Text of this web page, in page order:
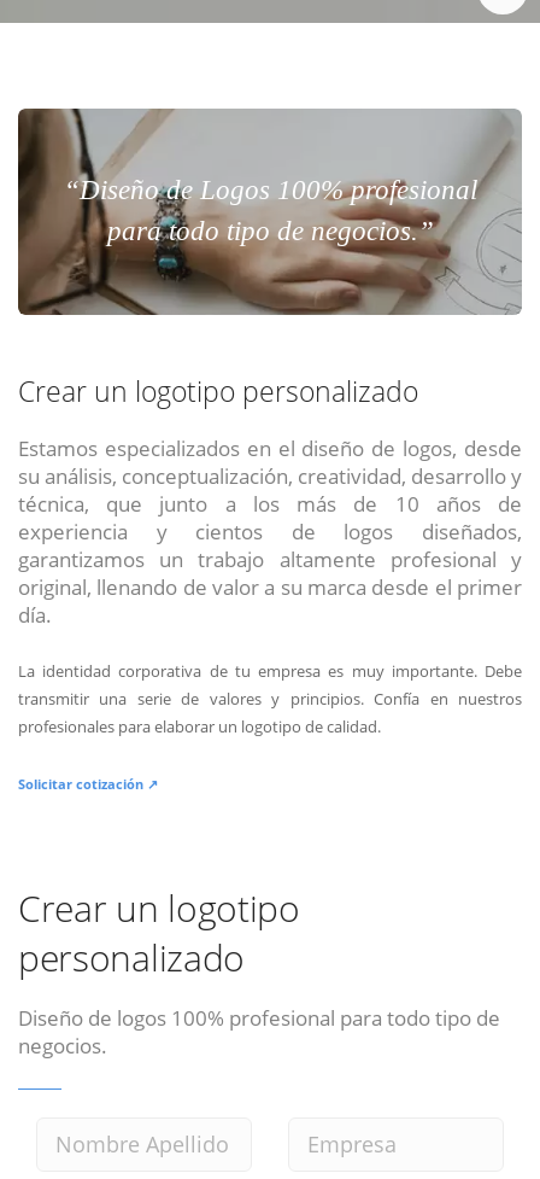
“Diseño de Logos 100% profesional
para todo tipo de negocios.”
Crear un logotipo personalizado
Estamos especializados en el diseño de logos, desde
su análisis, conceptualización, creatividad, desarrollo y
técnica, que junto a los más de 10 años de
experiencia y cientos de logos diseñados,
garantizamos un trabajo altamente profesional y
original, llenando de valor a su marca desde el primer
día.
La identidad corporativa de tu empresa es muy importante. Debe
transmitir una serie de valores y principios. Confía en nuestros
profesionales para elaborar un logotipo de calidad.
Solicitar cotización ↗
Crear un logotipo
personalizado
Diseño de logos 100% profesional para todo tipo de
negocios.